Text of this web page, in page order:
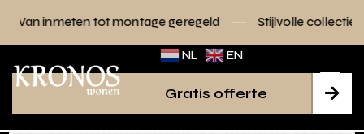
montage geregeld Stijlvolle collecties voor elk interieur
NL EN

Gratis offerte